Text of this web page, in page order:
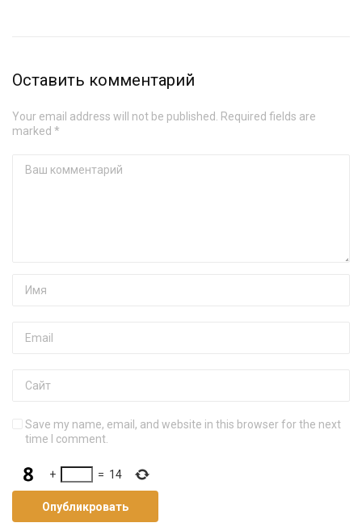
Оставить комментарий
Your email address will not be published. Required fields are
marked *
Save my name, email, and website in this browser for the next
time I comment.
+ = 14